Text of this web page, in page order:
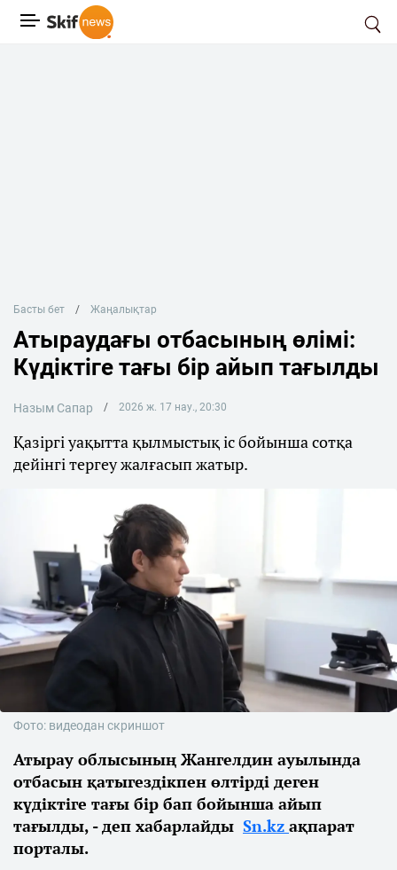
Басты бет Жаңалықтар
Атыраудағы отбасының өлімі:
Күдіктіге тағы бір айып тағылды
Назым Сапар 2026 ж. 17 нау., 20:30
Қазіргі уақытта қылмыстық іс бойынша сотқа
дейінгі тергеу жалғасып жатыр.
Фото: видеодан скриншот
Атырау облысының Жангелдин ауылында
отбасын қатыгездікпен өлтірді деген
күдіктіге тағы бір бап бойынша айып
тағылды, - деп хабарлайды Sn.kz ақпарат
порталы.